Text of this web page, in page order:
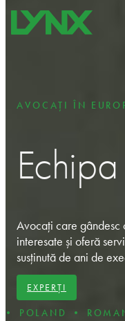
Sari la conținutul principal
AVOCAȚI ÎN
Avocați care
interesate și oferă
susținută de ani de
EXPERȚI
•